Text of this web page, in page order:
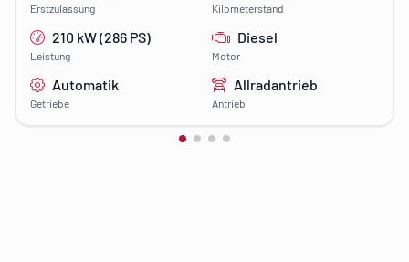
Erstzulassung Kilometerstand
210 kW (286 PS)
Leistung
Diesel
Motor
Automatik
Getriebe
Allradantrieb
Antrieb